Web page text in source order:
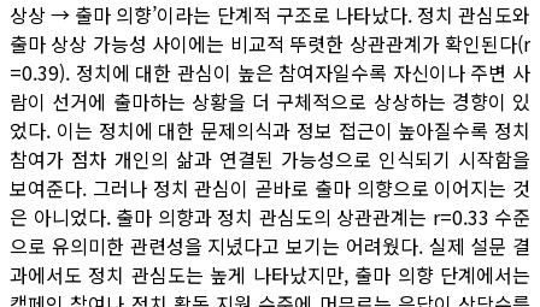
상상 → 출마 의향’이라는 단계적 구조로 나타났다. 정치 관심도와
출마 상상 가능성 사이에는 비교적 뚜렷한 상관관계가 확인된다(r
=0.39). 정치에 대한 관심이 높은 참여자일수록 자신이나 주변 사
람이 선거에 출마하는 상황을 더 구체적으로 상상하는 경향이 있
었다. 이는 정치에 대한 문제의식과 정보 접근이 높아질수록 정치
참여가 점차 개인의 삶과 연결된 가능성으로 인식되기 시작함을
보여준다. 그러나 정치 관심이 곧바로 출마 의향으로 이어지는 것
은 아니었다. 출마 의향과 정치 관심도의 상관관계는 r=0.33 수준
으로 유의미한 관련성을 지녔다고 보기는 어려웠다. 실제 설문 결
과에서도 정치 관심도는 높게 나타났지만, 출마 의향 단계에서는